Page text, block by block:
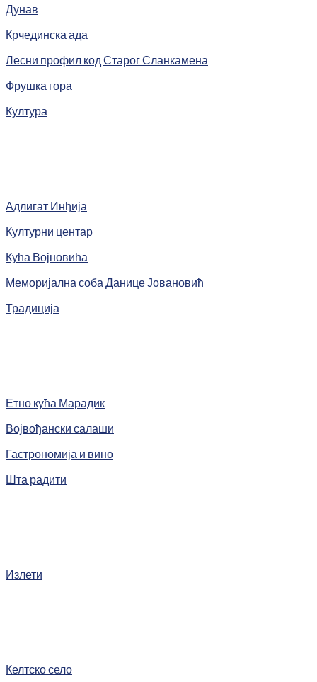
Дунав
Крчединска ада
Лесни профил код Старог Сланкамена
Фрушка гора
Култура
Адлигат Инђија
Културни центар
Кућа Војновића
Меморијална соба Данице Јовановић
Традиција
Етно кућа Марадик
Војвођански салаши
Гастрономија и вино
Шта радити
Излети
Келтско село